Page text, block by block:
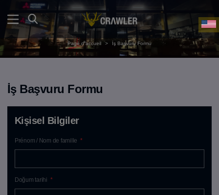
Page d❜accueil > İş Başvuru Formu
İş Başvuru Formu
Kişisel Bilgiler
Prénom / Nom de famille *
Doğum tarihi *